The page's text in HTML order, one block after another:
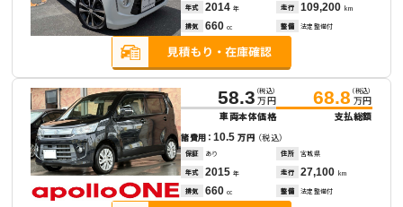
年式 2014 年 走行 109,200 km
排気 660 cc 整備 法定整備付
58.3 （税込）
万円
車両本体価格
68.8 （税込）
万円
支払総額
諸費用：10.5万円 （税込）
保証 あり 住所 宮城県
年式 2015 年 走行 27,100 km
排気 660 cc 整備 法定整備付